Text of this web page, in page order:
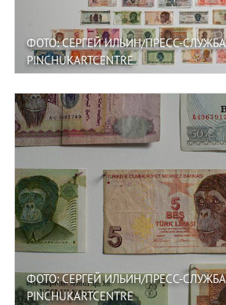
ФОТО: СЕРГЕЙ ИЛЬИН/ПРЕСС-СЛУЖБА
PINCHUKARTCENTRE
ФОТО: СЕРГЕЙ ИЛЬИН/ПРЕСС-СЛУЖБА
PINCHUKARTCENTRE